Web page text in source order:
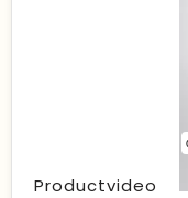
Productvideo